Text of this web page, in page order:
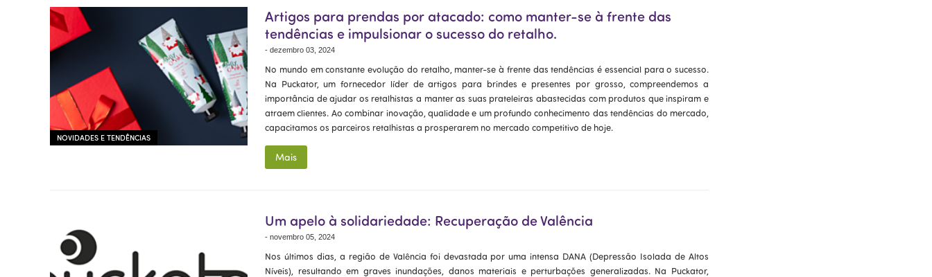
NOVIDADES E TENDÊNCIAS
Artigos para prendas por atacado: como manter-se à frente das
tendências e impulsionar o sucesso do retalho.
- dezembro 03, 2024
No mundo em constante evolução do retalho, manter-se à frente das tendências é essencial para o sucesso.
Na Puckator, um fornecedor líder de artigos para brindes e presentes por grosso, compreendemos a
importância de ajudar os retalhistas a manter as suas prateleiras abastecidas com produtos que inspiram e
atraem clientes. Ao combinar inovação, qualidade e um profundo conhecimento das tendências do mercado,
capacitamos os parceiros retalhistas a prosperarem no mercado competitivo de hoje.
Mais
Um apelo à solidariedade: Recuperação de Valência
- novembro 05, 2024
Nos últimos dias, a região de Valência foi devastada por uma intensa DANA (Depressão Isolada de Altos
Níveis), resultando em graves inundações, danos materiais e perturbações generalizadas. Na Puckator,